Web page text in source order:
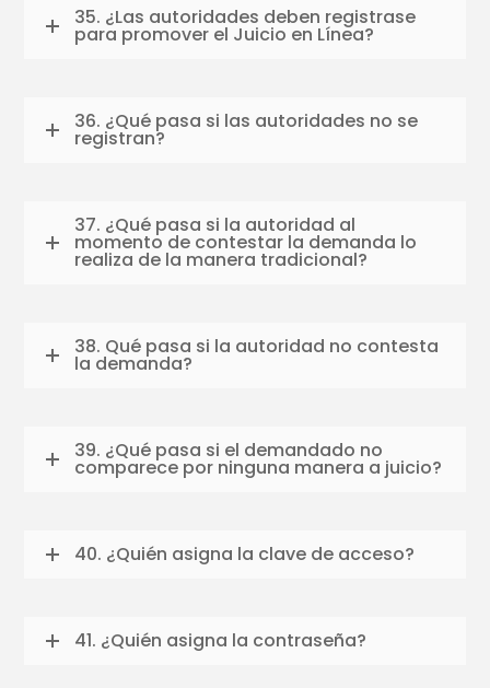
35. ¿Las autoridades deben registrase
para promover el Juicio en Línea?
36. ¿Qué pasa si las autoridades no se
registran?
37. ¿Qué pasa si la autoridad al
momento de contestar la demanda lo
realiza de la manera tradicional?
38. Qué pasa si la autoridad no contesta
la demanda?
39. ¿Qué pasa si el demandado no
comparece por ninguna manera a juicio?
40. ¿Quién asigna la clave de acceso?
41. ¿Quién asigna la contraseña?